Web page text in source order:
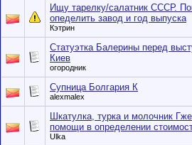
Ищу тарелку/салатник СССР.
опеделить завод и год выпуска
Кэтрин
Статуэтка Балерины перед
Киев
огородник
Супница Болгария К
alexmalex
Шкатулка, турка и молочник
помощи в определении
Ulka